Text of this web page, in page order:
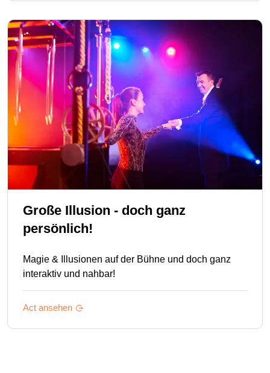
Große Illusion - doch ganz
persönlich!
Magie & Illusionen auf der Bühne und doch ganz
interaktiv und nahbar!
Act ansehen